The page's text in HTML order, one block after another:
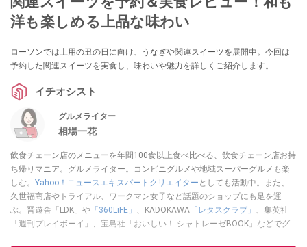
洋も楽しめる上品な味わい
ローソンでは土用の丑の日に向け、うなぎや関連スイーツを展開中。今回は
予約した関連スイーツを実食し、味わいや魅力を詳しくご紹介します。
イチオシスト
グルメライター
相場一花
飲食チェーン店のメニューを年間100食以上食べ比べる、飲食チェーン店お持
ち帰りマニア。グルメライター。コンビニグルメや地域スーパーグルメも楽
しむ。 Yahoo！ニュースエキスパートクリエイター としても活動中。また、
久世福商店やトライアル、ワークマン女子など話題のショップにも足を運
ぶ。晋遊舎「LDK」や 「360LiFE」 、KADOKAWA 「レタスクラブ」 、集英社
「週刊プレイボーイ」、宝島社「おいしい！ シャトレーゼBOOK」などでグ